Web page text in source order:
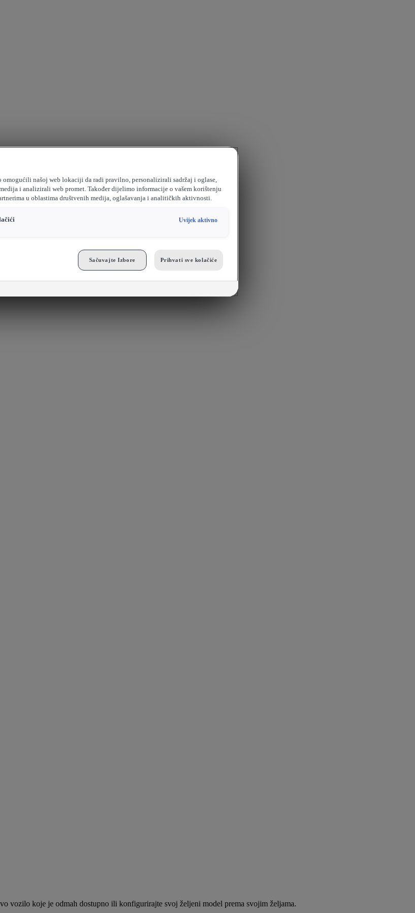
vozilo koje je odmah dostupno ili konfigurirajte svoj željeni model prema svojim željama.
omogućili našoj web lokaciji da radi pravilno, personalizirali sadržaj i oglase,
i analizirali web promet. Također dijelimo informacije o vašem korištenju
u oblastima društvenih medija, oglašavanja i analitičkih aktivnosti.
Uvijek aktivno
Sačuvajte Izbore Prihvati sve kolačiće